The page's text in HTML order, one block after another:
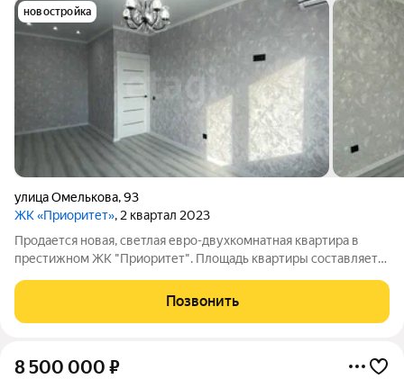
новостройка
улица Омелькова,93
ЖК «Приоритет», 2 квартал 2023
Продается новая, светлая евро-двухкомнатная квартира в
престижном ЖК "Приоритет". Площадь квартиры составляет
подходит как для комфортного проживания, так и для
инвестиций. Квартира
Позвонить
8 500 000 ₽